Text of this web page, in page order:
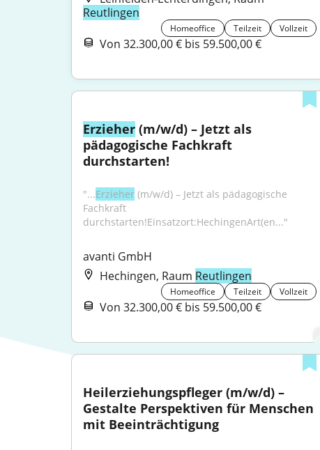
Reutlingen
Homeoffice Teilzeit Vollzeit
Von 32.300,00 € bis 59.500,00 €
Erzieher (m/w/d) – Jetzt als
pädagogische Fachkraft
durchstarten!
"...Erzieher (m/w/d) – Jetzt als pädagogische
Fachkraft
durchstarten!Einsatzort:HechingenArt(en..."
avanti GmbH
Hechingen, Raum Reutlingen
Homeoffice Teilzeit Vollzeit
Von 32.300,00 € bis 59.500,00 €
Heilerziehungspfleger (m/w/d) –
Gestalte Perspektiven für Menschen
mit Beeinträchtigung